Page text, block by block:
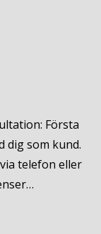
Första
dig som kund.
telefon eller